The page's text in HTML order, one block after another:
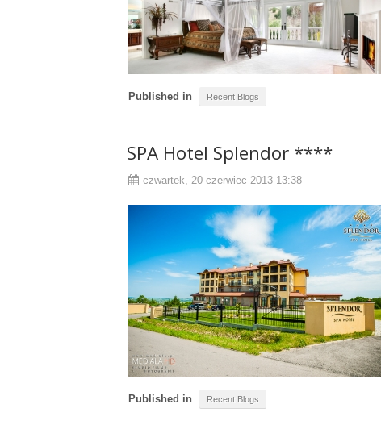
Published in Recent Blogs
SPA Hotel Splendor ****
czwartek, 20 czerwiec 2013 13:38
Published in Recent Blogs